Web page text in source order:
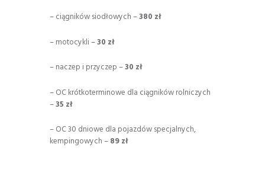
– ciągników siodłowych –380 zł
– motocykli –30 zł
– naczep i przyczep –30 zł
– OC krótkoterminowe dla ciągników rolniczych
–35 zł
– OC 30 dniowe dla pojazdów specjalnych,
kempingowych –89 zł